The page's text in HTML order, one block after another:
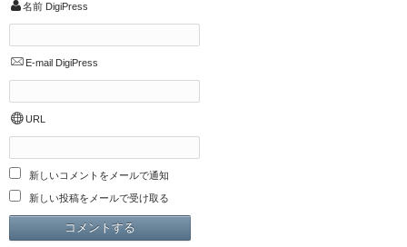
名前 DigiPress
E-mail DigiPress
URL
新しいコメントをメールで通知
新しい投稿をメールで受け取る